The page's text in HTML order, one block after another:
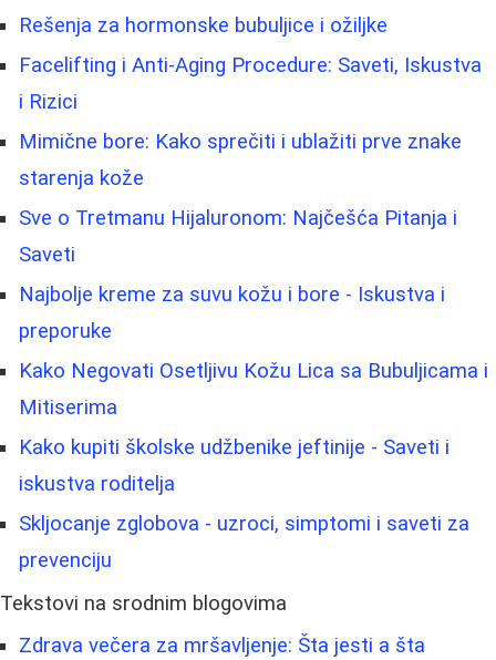
Rešenja za hormonske bubuljice i ožiljke
Facelifting i Anti-Aging Procedure: Saveti, Iskustva
i Rizici
Mimične bore: Kako sprečiti i ublažiti prve znake
starenja kože
Sve o Tretmanu Hijaluronom: Najčešća Pitanja i
Saveti
Najbolje kreme za suvu kožu i bore - Iskustva i
preporuke
Kako Negovati Osetljivu Kožu Lica sa Bubuljicama i
Mitiserima
Kako kupiti školske udžbenike jeftinije - Saveti i
iskustva roditelja
Skljocanje zglobova - uzroci, simptomi i saveti za
prevenciju
Tekstovi na srodnim blogovima
Zdrava večera za mršavljenje: Šta jesti a šta